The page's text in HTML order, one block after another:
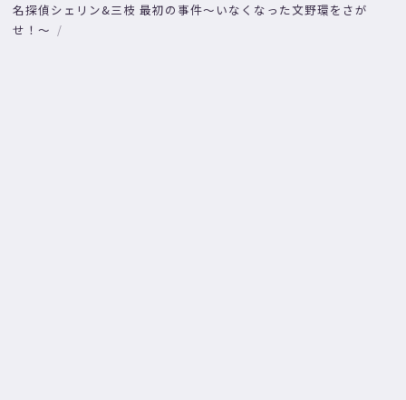
名探偵シェリン&三枝 最初の事件〜いなくなった文野環をさが
せ！〜